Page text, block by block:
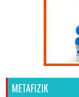
METAFIZIK